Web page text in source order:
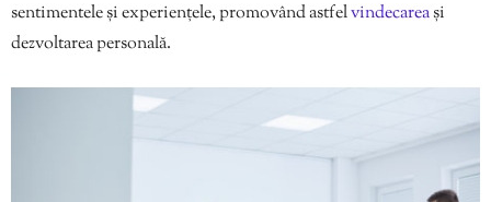
sentimentele și experiențele, promovând astfelvindecareași
dezvoltarea personală.